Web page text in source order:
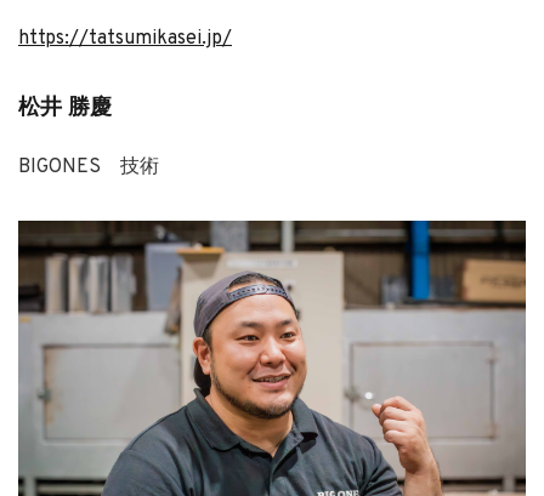
https://tatsumikasei.jp/
松井 勝慶
BIGONES 技術